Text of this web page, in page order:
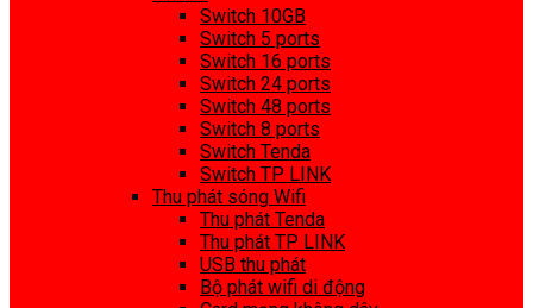
Switch 10GB
Switch 5 ports
Switch 16 ports
Switch 24 ports
Switch 48 ports
Switch 8 ports
Switch Tenda
Switch TP LINK
Thu phát sóng Wifi
Thu phát Tenda
Thu phát TP LINK
USB thu phát
Bộ phát wifi di động